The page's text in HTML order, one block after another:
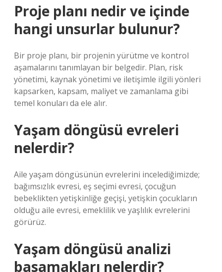
Proje planı nedir ve içinde
hangi unsurlar bulunur?
Bir proje planı, bir projenin yürütme ve kontrol
aşamalarını tanımlayan bir belgedir. Plan, risk
yönetimi, kaynak yönetimi ve iletişimle ilgili yönleri
kapsarken, kapsam, maliyet ve zamanlama gibi
temel konuları da ele alır.
Yaşam döngüsü evreleri
nelerdir?
Aile yaşam döngüsünün evrelerini incelediğimizde;
bağımsızlık evresi, eş seçimi evresi, çocuğun
bebeklikten yetişkinliğe geçişi, yetişkin çocukların
olduğu aile evresi, emeklilik ve yaşlılık evrelerini
görürüz.
Yaşam döngüsü analizi
basamakları nelerdir?